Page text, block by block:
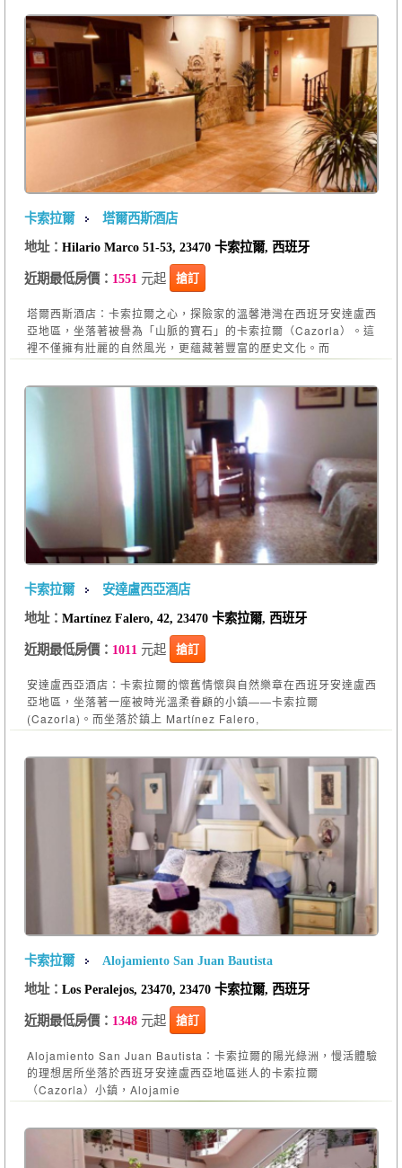
卡索拉爾
塔爾西斯酒店
地址： Hilario Marco 51-53, 23470 卡索拉爾, 西班牙
近期最低房價： 1551 元起 搶訂
塔爾西斯酒店：卡索拉爾之心，探險家的溫馨港灣在西班牙安達盧西
亞地區，坐落著被譽為「山脈的寶石」的卡索拉爾（Cazorla）。這
裡不僅擁有壯麗的自然風光，更蘊藏著豐富的歷史文化。而
卡索拉爾
安達盧西亞酒店
地址： Martínez Falero, 42, 23470 卡索拉爾, 西班牙
近期最低房價： 1011 元起 搶訂
安達盧西亞酒店：卡索拉爾的懷舊情懷與自然樂章在西班牙安達盧西
亞地區，坐落著一座被時光溫柔眷顧的小鎮——卡索拉爾
(Cazorla)。而坐落於鎮上 Martínez Falero,
卡索拉爾
Alojamiento San Juan Bautista
地址： Los Peralejos, 23470, 23470 卡索拉爾, 西班牙
近期最低房價： 1348元起 搶訂
Alojamiento San Juan Bautista：卡索拉爾的陽光綠洲，慢活體驗
的理想居所坐落於西班牙安達盧西亞地區迷人的卡索拉爾
（Cazorla）小鎮，Alojamie